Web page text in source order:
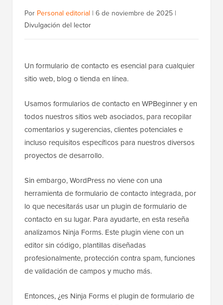
Por Personal editorial | 6 de noviembre de 2025 |
Divulgación del lector
Un formulario de contacto es esencial para cualquier
sitio web, blog o tienda en línea.
Usamos formularios de contacto en WPBeginner y en
todos nuestros sitios web asociados, para recopilar
comentarios y sugerencias, clientes potenciales e
incluso requisitos específicos para nuestros diversos
proyectos de desarrollo.
Sin embargo, WordPress no viene con una
herramienta de formulario de contacto integrada, por
lo que necesitarás usar un plugin de formulario de
contacto en su lugar. Para ayudarte, en esta reseña
analizamos Ninja Forms. Este plugin viene con un
editor sin código, plantillas diseñadas
profesionalmente, protección contra spam, funciones
de validación de campos y mucho más.
Entonces, ¿es Ninja Forms el plugin de formulario de